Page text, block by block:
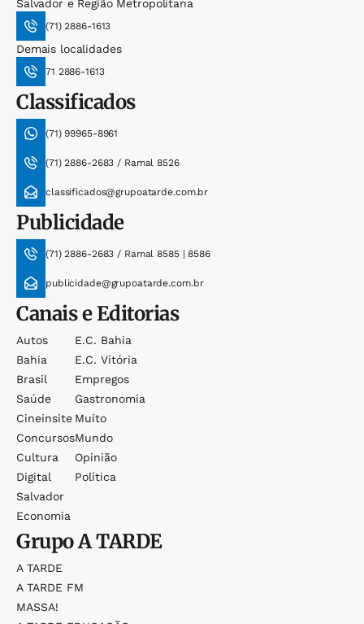
Salvador e Região Metropolitana
(71) 2886-1613
Demais localidades
71 2886-1613
Classificados
(71) 99965-8961
(71) 2886-2683 / Ramal 8526
classificados@grupoatarde.com.br
Publicidade
(71) 2886-2683 / Ramal 8585 | 8586
publicidade@grupoatarde.com.br
Canais e Editorias
Autos
Bahia
Brasil
Saúde
Cineinsite
Concursos
Cultura
Digital
Salvador
Economia
E.c. Bahia
E.c. Vitória
Empregos
Gastronomia
Muito
Mundo
Opinião
Política
GrupoA TARDE
A TARDE
A TARDE FM
MASSA!